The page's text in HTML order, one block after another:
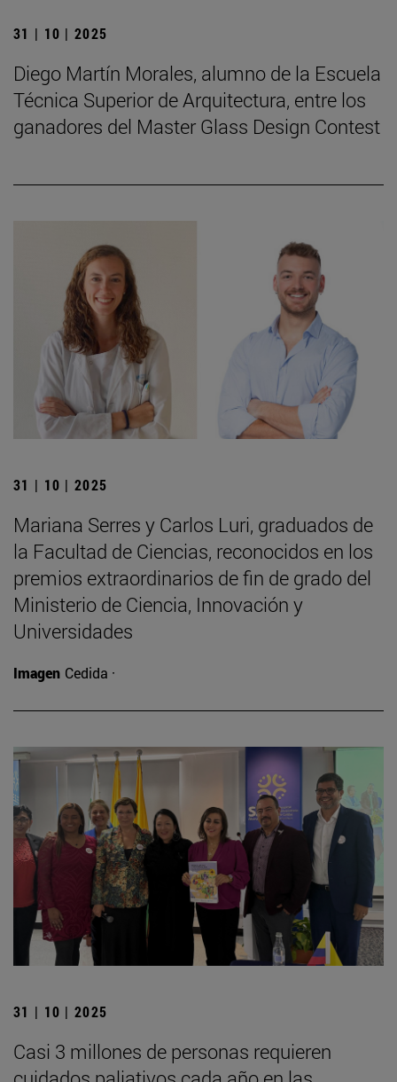
31 | 10 | 2025
Diego Martín Morales, alumno de la Escuela
Técnica Superior de Arquitectura, entre los
ganadores del Master Glass Design Contest
31 | 10 | 2025
Mariana Serres y Carlos Luri, graduados de
la Facultad de Ciencias, reconocidos en los
premios extraordinarios de fin de grado del
Ministerio de Ciencia, Innovación y
Universidades
Imagen Cedida ·
31 | 10 | 2025
Casi 3 millones de personas requieren